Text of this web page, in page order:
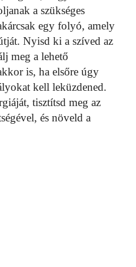
a szükséges
egy folyó, amely
Nyisd ki a szíved az
meg a lehető
is, ha elsőre úgy
kell leküzdened.
tisztítsd meg az
és növeld a